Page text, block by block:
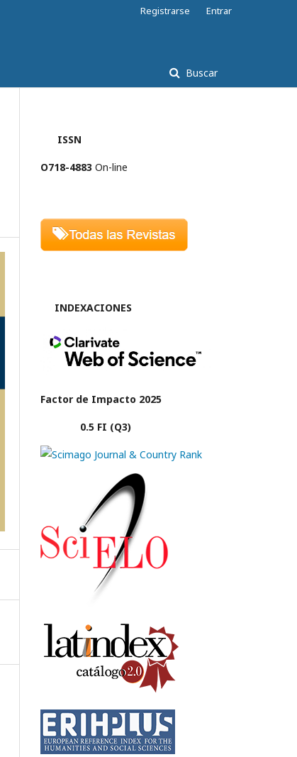
Buscar
Registrarse Entrar
ISSN
O718-4883 On-line
INDEXACIONES
Factor de Impacto 2025
0.5 FI (Q3)